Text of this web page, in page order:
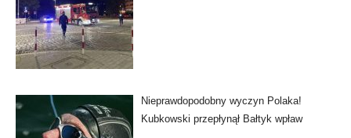
Nieprawdopodobny wyczyn Polaka!
Kubkowski przepłynął Bałtyk wpław